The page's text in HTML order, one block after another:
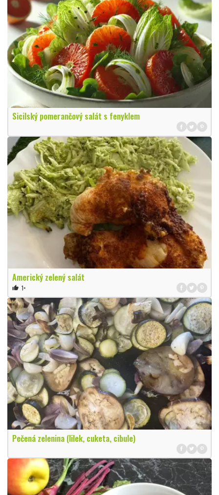
Sicilský pomerančový salát s fenyklem
Americký zelený salát
thumb_up 1×
Pečená zelenina (lilek, cuketa, cibule)